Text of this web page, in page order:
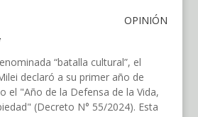
OPINIÓN
“batalla cultural”, el
declaró a su primer año de
el "Año de la Defensa de la Vida,
(Decreto N° 55/2024). Esta